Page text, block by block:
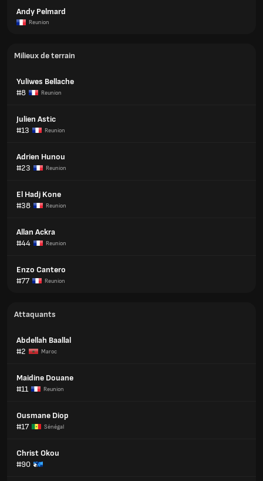
Andy Pelmard
Reunion
Milieux de terrain
Yuliwes Bellache
#8
Reunion
Julien Astic
#13
Reunion
Adrien Hunou
#23
Reunion
El Hadj Kone
#38
Reunion
Allan Ackra
#44
Reunion
Enzo Cantero
#77
Reunion
Attaquants
Abdellah Baallal
#2
Maroc
Maidine Douane
#11
Reunion
Ousmane Diop
#17
Sénégal
Christ Okou
#90